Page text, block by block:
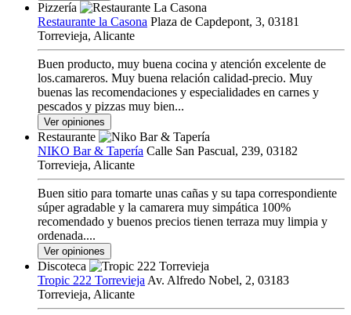
Pizzería
Restaurante la Casona Plaza de Capdepont, 3, 03181
Torrevieja, Alicante
Buen producto, muy buena cocina y atención excelente de
los.camareros. Muy buena relación calidad-precio. Muy
buenas las recomendaciones y especialidades en carnes y
pescados y pizzas muy bien...
Ver opiniones
Restaurante
NIKO Bar & Tapería Calle San Pascual, 239, 03182
Torrevieja, Alicante
Buen sitio para tomarte unas cañas y su tapa correspondiente
súper agradable y la camarera muy simpática 100%
recomendado y buenos precios tienen terraza muy limpia y
ordenada....
Ver opiniones
Discoteca
Tropic 222 Torrevieja Av. Alfredo Nobel, 2, 03183
Torrevieja, Alicante